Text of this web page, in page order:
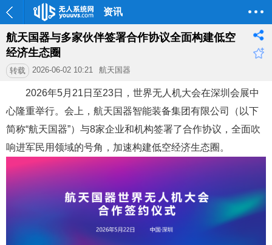
资讯
航天国器与多家伙伴签署合作协议全面构建低空
经济生态圈
转载 2026-06-02 10:21 航天国器
2026年5月21日至23日，世界无人机大会在深圳会展中
心隆重举行。会上，航天国器智能装备集团有限公司（以下
简称“航天国器”）与8家企业和机构签署了合作协议，全面吹
响进军民用领域的号角，加速构建低空经济生态圈。